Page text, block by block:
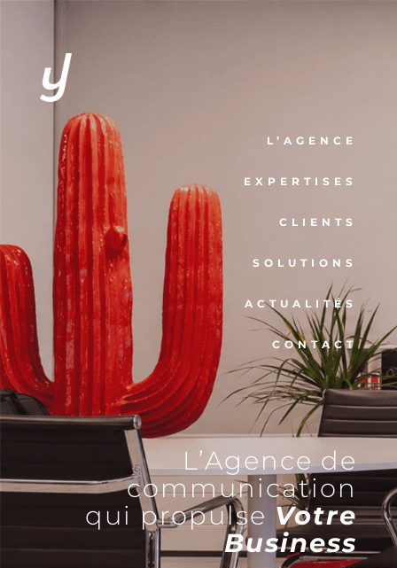
L’AGENCE
EXPERTISES
CLIENTS
SOLUTIONS
ACTUALITÉS
CONTACT
L’Agence de
communication
qui propulse Votre
Business